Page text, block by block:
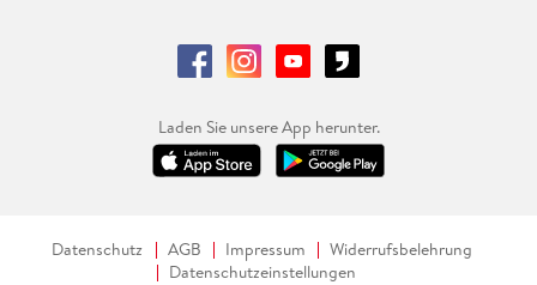
Laden Sie unsere App herunter.
Datenschutz AGB Impressum
Widerrufsbelehrung
Datenschutzeinstellungen